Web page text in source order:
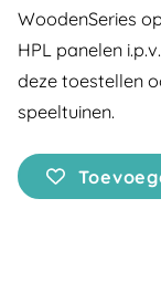
WoodenSeries
HPL panelen
deze toestellen
speeltuinen.